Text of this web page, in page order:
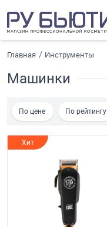
Главная Инструменты
Машинки
По цене По рейтингу
Хит